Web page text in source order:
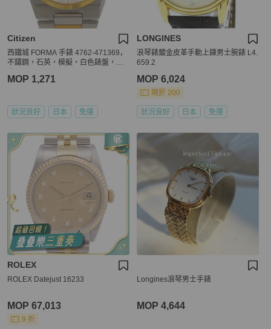
Citizen
西鐵城 FORMA 手錶 4762-471369，
不鏽鋼，石英，模擬，白色錶盤，男
MOP 1,271
狀況良好 日本 免運
LONGINES
浪琴錶鍍金皮革手動上鍊男士腕錶 L4.
659.2
MOP 6,024
現折 200
狀況良好 日本 免運
ROLEX
ROLEX Datejust 16233
MOP 67,013
9 折
Longines浪琴男士手錶
MOP 4,644